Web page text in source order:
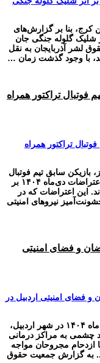
۴۴ ساله و ساکن کرج، بنا بر گزارش‌های
اعتراضات دی‌ماه ۱۴۰۴ بر اثر شلیک گلوله جنگی جان
لشر آذربایجان به نقل
با وجود گذشت زمان …
تراکتور همراه
سابق تیم فوتبال
تراکتور آذربایجان، به همراه همسرش در جریان اعتراضات دی‌ماه ۱۴۰۴ بر
این اعتراضات که در
نیروهای امنیتی
و فضای امنیتی
بر اساس روایت یک شاهد عینی از اعتراضات دی‌ماه ۱۴۰۴ در شهر اردبیل،
چشمی به مراکز درمانی
ازدحام مجروحان مواجه
به گزارش جمعیت حقوق